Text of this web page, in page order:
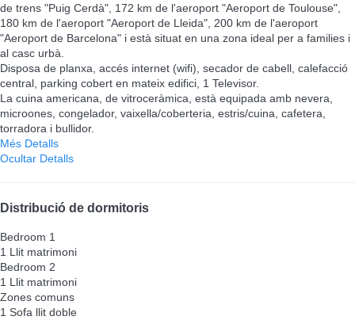
de trens "Puig Cerdà", 172 km de l'aeroport "Aeroport de Toulouse",
180 km de l'aeroport "Aeroport de Lleida", 200 km de l'aeroport
"Aeroport de Barcelona" i està situat en una zona ideal per a families i
al casc urbà.
Disposa de planxa, accés internet (wifi), secador de cabell, calefacció
central, parking cobert en mateix edifici, 1 Televisor.
La cuina americana, de vitroceràmica, està equipada amb nevera,
microones, congelador, vaixella/coberteria, estris/cuina, cafetera,
torradora i bullidor.
Més Detalls
Ocultar Detalls
Distribució de dormitoris
Bedroom 1
1 Llit matrimoni
Bedroom 2
1 Llit matrimoni
Zones comuns
1 Sofa llit doble